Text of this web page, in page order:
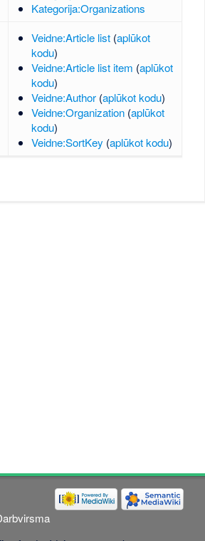
Kategorija:Organizations
Veidne:Article list (aplūkot
kodu)
Veidne:Article list item (aplūkot
kodu)
Veidne:Author (aplūkot kodu)
Veidne:Organization (aplūkot
kodu)
Veidne:SortKey (aplūkot kodu)